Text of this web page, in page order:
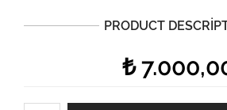
PRODUCT
₺